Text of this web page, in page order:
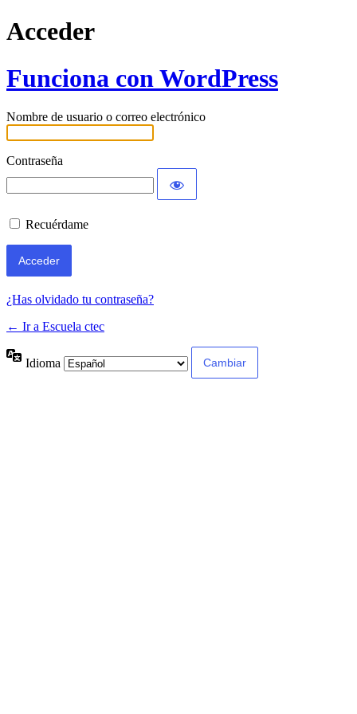
Acceder
Funciona con WordPress
Nombre de usuario o correo electrónico
Contraseña
Recuérdame
¿Has olvidado tu contraseña?
← Ir a Escuela ctec
Idioma